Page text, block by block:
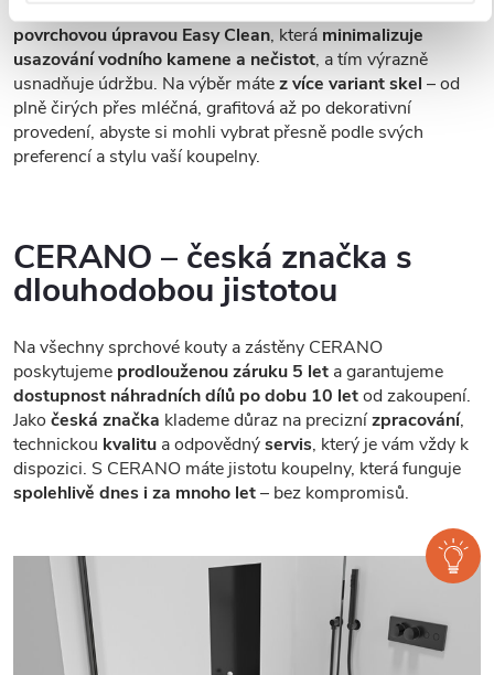
povrchovou úpravou Easy Clean, která minimalizuje
usazování vodního kamene a nečistot, a tím výrazně
usnadňuje údržbu. Na výběr mátez více variant skel – od
plně čirých přes mléčná, grafitová až po dekorativní
provedení, abyste si mohli vybrat přesně podle svých
preferencí a stylu vaší koupelny.
CERANO – česká značka s
dlouhodobou jistotou
Na všechny sprchové kouty a zástěny CERANO
poskytujeme prodlouženou záruku 5 let a garantujeme
dostupnost náhradních dílů po dobu 10 letod zakoupení.
Jako česká značka klademe důraz na preciznízpracování,
technickou kvalitu a odpovědnýservis, který je vám vždy k
dispozici. S CERANO máte jistotu koupelny, která funguje
spolehlivě dnes i za mnoho let– bez kompromisů.